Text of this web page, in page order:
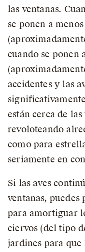
las ventanas.
se ponen a
cuando se ponen
accidentes y las
están cerca de las
revoloteando
como para
seriamente en
Si las aves
ventanas,
para amortiguar
ciervos (del tipo
jardines para que